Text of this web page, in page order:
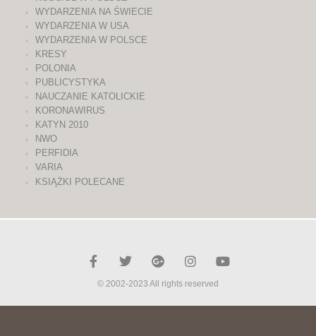
WYDARZENIA NA ŚWIECIE
WYDARZENIA W USA
WYDARZENIA W POLSCE
KRESY
POLONIA
PUBLICYSTYKA
NAUCZANIE KATOLICKIE
KORONAWIRUS
KATYN 2010
NWO
PERFIDIA
VARIA
KSIĄŻKI POLECANE
© 2002-2023 All rights reserved